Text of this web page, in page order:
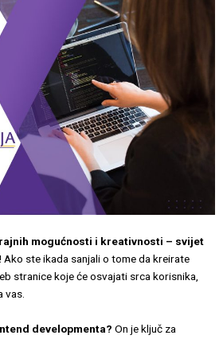
mogućnosti i kreativnosti – svijet
Ako ste ikada sanjali o tome da kreirate
stranice koje će osvajati srca korisnika,
vas.
developmenta? On je ključ za